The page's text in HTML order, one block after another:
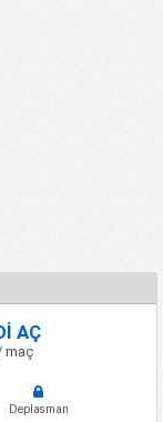
AÇ
maç
Deplasman